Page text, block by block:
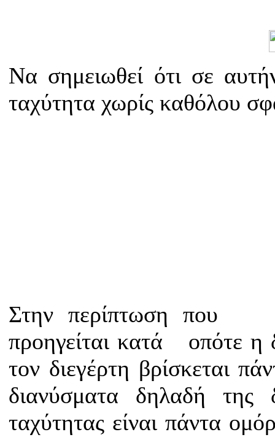
Να σημειωθεί ότι σε
ταχύτητα χωρίς καθόλου
Στην περίπτωση που
προηγείται κατά
οπότε η
τον διεγέρτη βρίσκεται
διανύσματα δηλαδή της
ταχύτητας είναι πάντα